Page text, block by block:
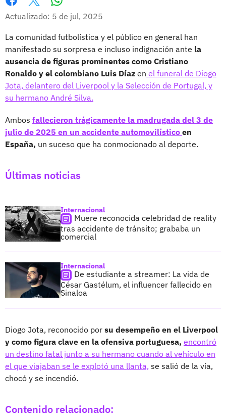
Facebook
X
Actualizado: 5 de jul, 2025
La comunidad futbolística y el público en general han
manifestado su sorpresa e incluso indignación ante la
ausencia de figuras prominentes como Cristiano
Ronaldo y el colombiano Luis Díaz en el funeral de Diogo
Jota, delantero del Liverpool y la Selección de Portugal, y
su hermano André Silva.
Ambos fallecieron trágicamente la madrugada del 3 de
julio de 2025 en un accidente automovilístico en
España, un suceso que ha conmocionado al deporte.
Últimas noticias
Internacional
Muere reconocida celebridad de reality
tras accidente de tránsito; grababa un
comercial
Internacional
De estudiante a streamer: La vida de
César Gastélum, el influencer fallecido en
Sinaloa
Diogo Jota, reconocido por su desempeño en el Liverpool
y como figura clave en la ofensiva portuguesa, encontró
un destino fatal junto a su hermano cuando al vehículo en
el que viajaban se le explotó una llanta, se salió de la vía,
chocó y se incendió.
Contenido relacionado: